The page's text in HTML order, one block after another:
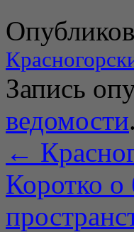
Запись
ведомости
←
Коротко